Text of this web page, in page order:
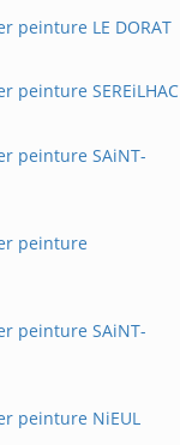
peinture LE DORAT
peinture SEREiLHAC
peinture SAiNT-
peinture
peinture SAiNT-
peinture NiEUL